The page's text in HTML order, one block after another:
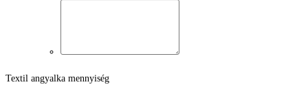
Textil angyalka mennyiség